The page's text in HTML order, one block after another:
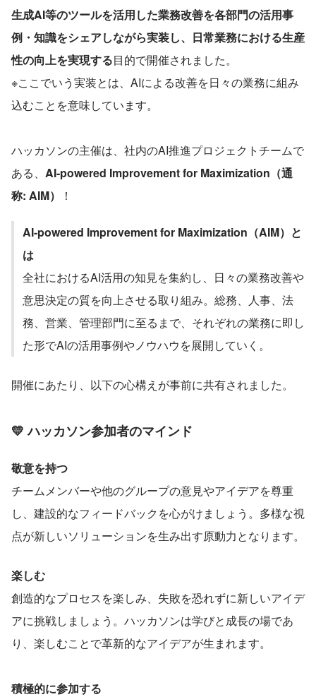
生成AI等のツールを活用した業務改善を各部門の活用事
例・知識をシェアしながら実装し、日常業務における生産
性の向上を実現する目的で開催されました。
※ここでいう実装とは、AIによる改善を日々の業務に組み
込むことを意味しています。
ハッカソンの主催は、社内のAI推進プロジェクトチームで
ある、 AI-powered Improvement for Maximization（通
称: AIM）
！
AI-powered Improvement for Maximization（AIM）と
は
全社におけるAI活用の知見を集約し、日々の業務改善や
意思決定の質を向上させる取り組み。総務、人事、法
務、営業、管理部門に至るまで、それぞれの業務に即し
た形でAIの活用事例やノウハウを展開していく。
開催にあたり、以下の心構えが事前に共有されました。
💛 ハッカソン参加者のマインド
敬意を持つ
チームメンバーや他のグループの意見やアイデアを尊重
し、建設的なフィードバックを心がけましょう。多様な視
点が新しいソリューションを生み出す原動力となります。
楽しむ
創造的なプロセスを楽しみ、失敗を恐れずに新しいアイデ
アに挑戦しましょう。ハッカソンは学びと成長の場であ
り、楽しむことで革新的なアイデアが生まれます。
積極的に参加する